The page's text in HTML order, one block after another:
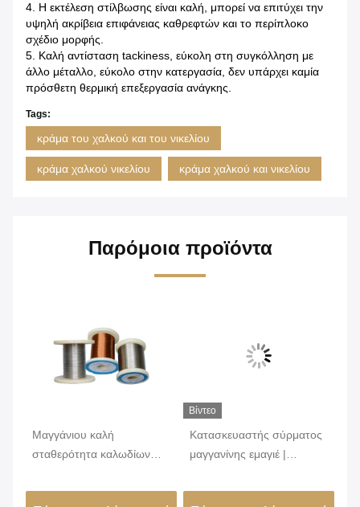
4. Η εκτέλεση στίλβωσης είναι καλή, μπορεί να επιτύχει την
υψηλή ακρίβεια επιφάνειας καθρεφτών και το περίπλοκο
σχέδιο μορφής.
5. Καλή αντίσταση tackiness, εύκολη στη συγκόλληση με
άλλο μέταλλο, εύκολο στην κατεργασία, δεν υπάρχει καμία
πρόσθετη θερμική επεξεργασία ανάγκης.
Tags:
κράμα του χαλκού και του νικελίου
κράμα χαλκού νικελίου κράμα χαλκού και νικελίου
Παρόμοια προϊόντα
Μαγγάνιου καλή
σταθερότητα καλωδίων
ανθεκτική για τον αντιστάτη
Βίντεο
Κατασκευαστής σύρματος
μαγγανίνης εμαγιέ |
μαγγανίνης 6J12 6J8 6J11